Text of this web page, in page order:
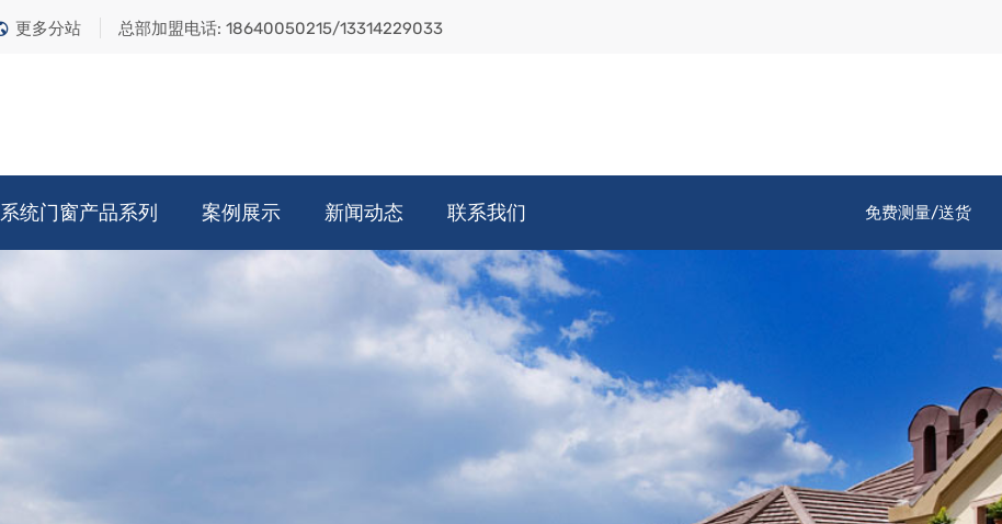
更多分站 总部加盟电话: 18640050215/13314229033
系统门窗产品系列 案例展示 新闻动态 联系我们 免费测量/送货